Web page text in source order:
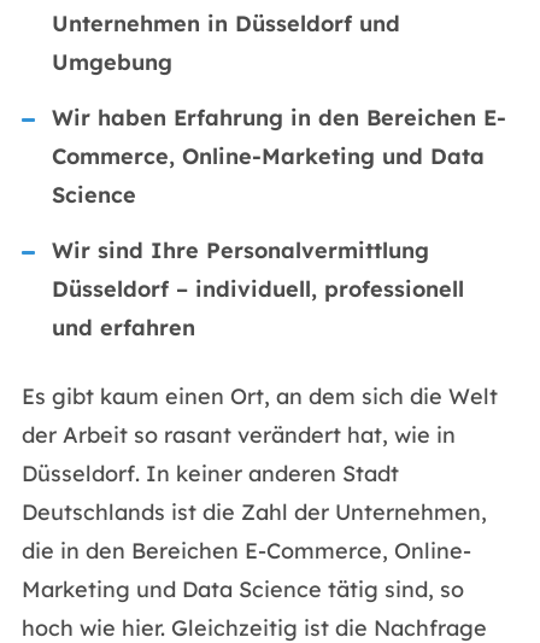
Unternehmen in Düsseldorf und
Umgebung
Wir haben Erfahrung in den Bereichen E-
Commerce, Online-Marketing und Data
Science
Wir sind Ihre Personalvermittlung
Düsseldorf – individuell, professionell
und erfahren
Es gibt kaum einen Ort, an dem sich die Welt
der Arbeit so rasant verändert hat, wie in
Düsseldorf. In keiner anderen Stadt
Deutschlands ist die Zahl der Unternehmen,
die in den Bereichen E-Commerce, Online-
Marketing und Data Science tätig sind, so
hoch wie hier. Gleichzeitig ist die Nachfrage